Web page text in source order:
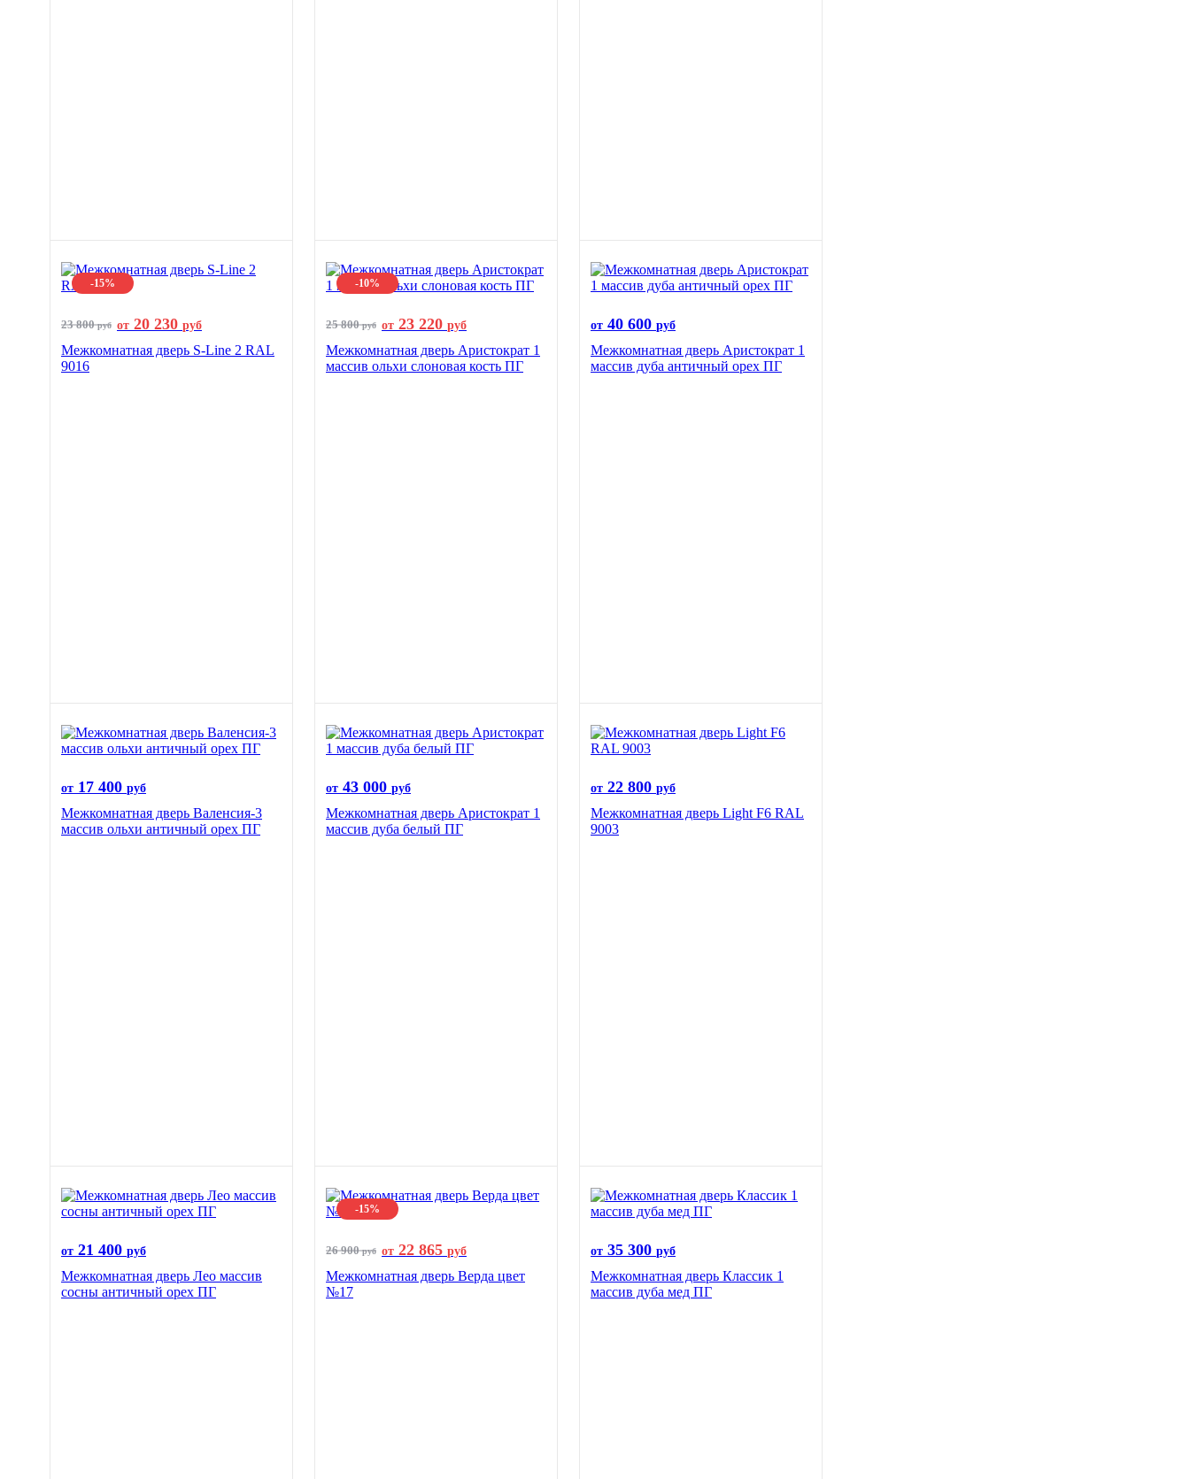
-15%
23 800руб от 20 230 руб
Межкомнатная дверь S-Line 2 RAL
9016
-10%
25 800руб от 23 220 руб
Межкомнатная дверь Аристократ 1
массив ольхи слоновая кость ПГ
от 40 600 руб
Межкомнатная дверь Аристократ 1
массив дуба античный орех ПГ
от 17 400 руб
Межкомнатная дверь Валенсия-3
массив ольхи античный орех ПГ
от 43 000 руб
Межкомнатная дверь Аристократ 1
массив дуба белый ПГ
от 22 800 руб
Межкомнатная дверь Light F6 RAL
9003
от 21 400 руб
Межкомнатная дверь Лео массив
сосны античный орех ПГ
-15%
26 900руб от 22 865 руб
Межкомнатная дверь Верда цвет
№17
от 35 300 руб
Межкомнатная дверь Классик 1
массив дуба мед ПГ